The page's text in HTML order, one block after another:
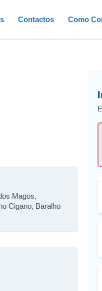
Contactos Como
Magos,
Cigano, Baralho